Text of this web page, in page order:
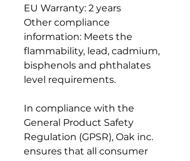
EU Warranty: 2 years
Other compliance
information: Meets the
flammability, lead, cadmium,
bisphenols and phthalates
level requirements.
In compliance with the
General Product Safety
Regulation (GPSR), Oak inc.
ensures that all consumer